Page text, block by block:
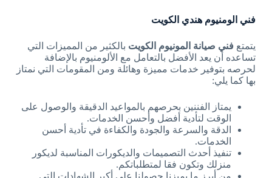
فني الومنيوم هندي الكويت
يتمتع فني صيانة المونيوم الكويت بالكثير من المميزات التي
تساعده أن يعد الأفضل بالتعامل مع الألومنيوم بالإضافة
لحرصه بتوفير خدمات مميزة وهائلة ومن المقومات التي نمتاز
بها كما يلي:
يمتاز الفننين بحرصهم بالمواعيد الدقيقة والوصول على
الوقت لتأدية أفضل وأحسن الخدمات.
الدقة والسرعة والجودة والكفاءة في تأدية أحسن
الخدمات.
تنفيذ أحدث التصميمات والديكورات المناسبة لديكور
منزلك وتكون فقا لمتطلباتكم.
من أبرز ما يميزنا حصولنا على أكبر الشهادات التي